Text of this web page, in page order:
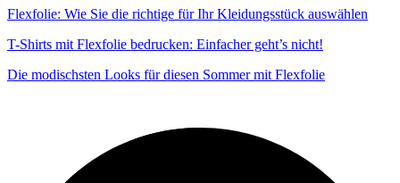
Flexfolie: Wie Sie die richtige für Ihr Kleidungsstück auswählen
T-Shirts mit Flexfolie bedrucken: Einfacher geht’s nicht!
Die modischsten Looks für diesen Sommer mit Flexfolie